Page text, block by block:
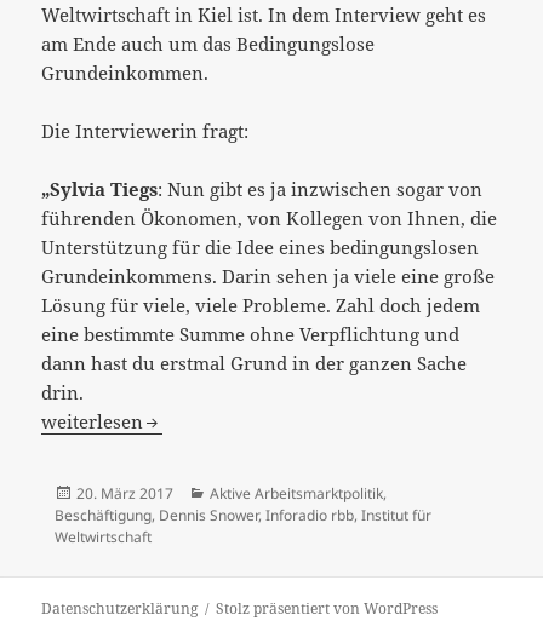
Weltwirtschaft in Kiel ist. In dem Interview geht es
am Ende auch um das Bedingungslose
Grundeinkommen.
Die Interviewerin fragt:
„Sylvia Tiegs: Nun gibt es ja inzwischen sogar von
führenden Ökonomen, von Kollegen von Ihnen, die
Unterstützung für die Idee eines bedingungslosen
Grundeinkommens. Darin sehen ja viele eine große
Lösung für viele, viele Probleme. Zahl doch jedem
eine bestimmte Summe ohne Verpflichtung und
dann hast du erstmal Grund in der ganzen Sache
drin.
[:de]“Denn so ein Grundeinkommen ist nicht anders
weiterlesen
Veröffentlicht
am
20. März 2017 Kategorien
Aktive Arbeitsmarktpolitik,
Beschäftigung, Dennis Snower, Inforadio rbb, Institut für
Weltwirtschaft
Datenschutzerklärung Stolz präsentiert von WordPress